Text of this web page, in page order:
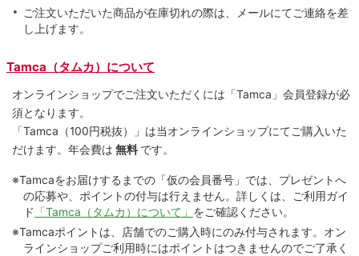
ご注文いただいた商品が在庫切れの際は、メールにてご連絡を差
し上げます。
Tamca（タムカ）について
オンラインショップでご注⽂いただくには「Tamca」会員登録が必
須となります。
「Tamca （100円税抜）
」は当オンラインショップにてご購⼊いた
だけます。 年会費は 無料 です。
※Tamcaをお届けするまでの「仮の会員番号」では、プレゼントへ
の応募や、ポイントの付与は⾏えません。詳しくは、ご利⽤ガイ
ド 「Tamca（タムカ）について」 をご確認ください。
※Tamcaポイントは、店舗でのご購⼊時にのみ付与されます。オン
ラインショップご利用時にはポイントはつきませんのでご了承く